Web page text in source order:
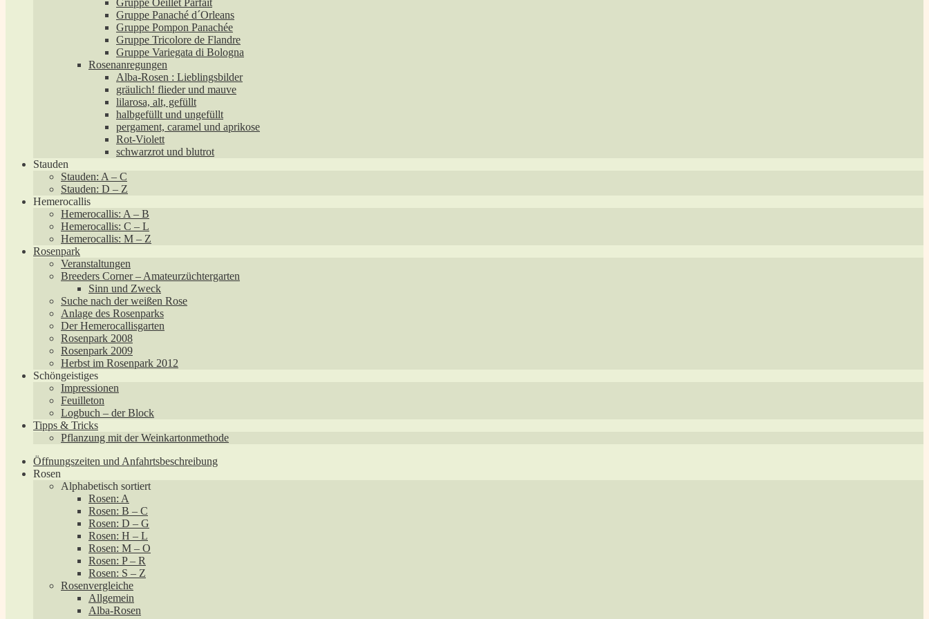
Gruppe Oeillet Parfait
Gruppe Panaché d´Orleans
Gruppe Pompon Panachée
Gruppe Tricolore de Flandre
Gruppe Variegata di Bologna
Rosenanregungen
Alba-Rosen : Lieblingsbilder
gräulich! flieder und mauve
lilarosa, alt, gefüllt
halbgefüllt und ungefüllt
pergament, caramel und aprikose
Rot-Violett
schwarzrot und blutrot
Stauden
Stauden: A – C
Stauden: D – Z
Hemerocallis
Hemerocallis: A – B
Hemerocallis: C – L
Hemerocallis: M – Z
Rosenpark
Veranstaltungen
Breeders Corner – Amateurzüchtergarten
Sinn und Zweck
Suche nach der weißen Rose
Anlage des Rosenparks
Der Hemerocallisgarten
Rosenpark 2008
Rosenpark 2009
Herbst im Rosenpark 2012
Schöngeistiges
Impressionen
Feuilleton
Logbuch – der Block
Tipps & Tricks
Pflanzung mit der Weinkartonmethode
Öffnungszeiten und Anfahrtsbeschreibung
Rosen
Alphabetisch sortiert
Rosen: A
Rosen: B – C
Rosen: D – G
Rosen: H – L
Rosen: M – O
Rosen: P – R
Rosen: S – Z
Rosenvergleiche
Allgemein
Alba-Rosen